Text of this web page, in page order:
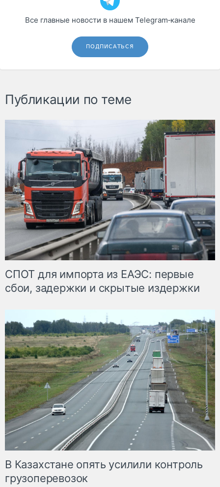
Все главные новости в нашем Telegram‑канале
ПОДПИСАТЬСЯ
Публикации по теме
СПОТ для импорта из ЕАЭС: первые
сбои, задержки и скрытые издержки
В Казахстане опять усилили контроль
грузоперевозок